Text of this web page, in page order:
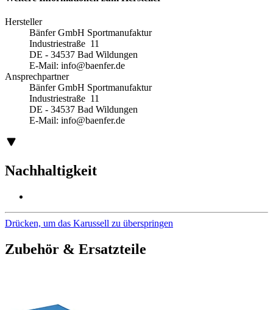
Hersteller
Bänfer GmbH Sportmanufaktur
Industriestraße 11
DE - 34537 Bad Wildungen
E-Mail: info@baenfer.de
Ansprechpartner
Bänfer GmbH Sportmanufaktur
Industriestraße 11
DE - 34537 Bad Wildungen
E-Mail: info@baenfer.de
Nachhaltigkeit
Drücken, um das Karussell zu überspringen
Zubehör & Ersatzteile